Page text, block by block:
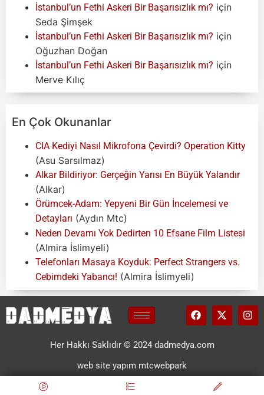
İstanbul’un Fethi Askeri Bir Başarısızlık mı? için
Seda Şimşek
İstanbul’un Fethi Askeri Bir Başarısızlık mı? için
Oğuzhan Doğan
İstanbul’un Fethi Askeri Bir Başarısızlık mı? için
Merve Kılıç
En Çok Okunanlar
CIA Kediyi Nasıl Mikrofona Çevirdi? Operation Kitty
(Asu Sarsılmaz)
Alkar Bildiriyor: Gerçeğin Yarısı En Büyük Yalandır
(Alkar)
Örümcek-Adam: Yepyeni Bir Gün İncelemesi ve
Detayları (Aydın Mtc)
Neden Devamı Yok Dedirten 10 Efsane Film Listesi
(Almira İslimyeli)
Telefonları Masaya Koyduk: Perfect Strangers vs.
Cebimdeki Yabancı! (Almira İslimyeli)
Her Hakkı Saklıdır © 2024 dadmedya.com
web site yapım mtcwebpark